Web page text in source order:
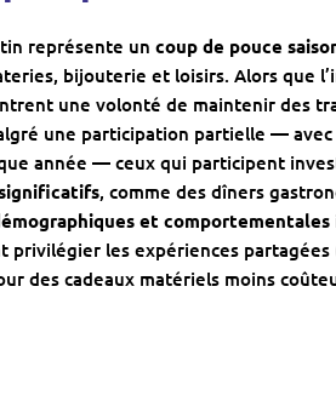
représente un coup de pouce
bijouterie et loisirs. Alors que
une volonté de maintenir des
une participation partielle —
année — ceux qui participent
, comme des dîners
et comportementales
les expériences partagées
des cadeaux matériels moins